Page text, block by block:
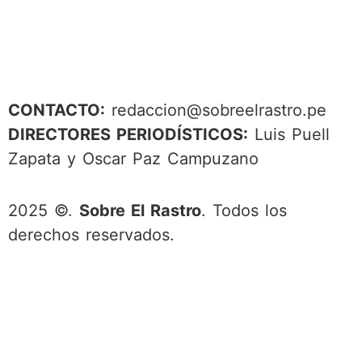
CONTACTO: redaccion@sobreelrastro.pe
DIRECTORES PERIODÍSTICOS: Luis Puell
Zapata y Oscar Paz Campuzano
2025 ©. Sobre El Rastro. Todos los
derechos reservados.